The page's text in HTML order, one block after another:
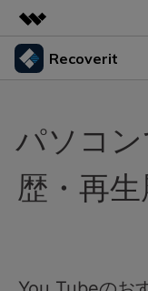
製品
概要
企業情報
プラン＆価格
Recoverit
Windowsデ
機能一覧
ドライブから復元
削除されたメディ
独自の復元ソリュ
データ復元事例
外付けデバイス復
データ復元の専門
パソコ
歴・再